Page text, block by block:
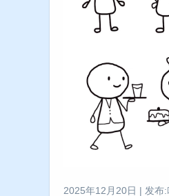
2025年12月20日 | 发布